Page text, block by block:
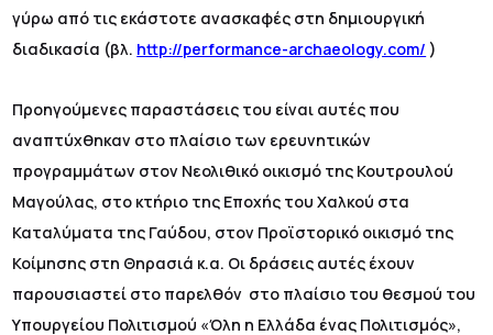
γύρω από τις εκάστοτε ανασκαφές στη δημιουργική
διαδικασία (βλ. http://performance-archaeology.com/ )
Προηγούμενες παραστάσεις του είναι αυτές που
αναπτύχθηκαν στο πλαίσιο των ερευνητικών
προγραμμάτων στον Νεολιθικό οικισμό της Κουτρουλού
Μαγούλας, στο κτήριο της Εποχής του Χαλκού στα
Καταλύματα της Γαύδου, στον Προϊστορικό οικισμό της
Κοίμησης στη Θηρασιά κ.α. Οι δράσεις αυτές έχουν
παρουσιαστεί στο παρελθόν στο πλαίσιο του θεσμού του
Υπουργείου Πολιτισμού «Όλη η Ελλάδα ένας Πολιτισμός»,